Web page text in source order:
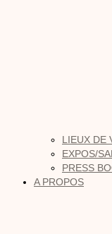
LIEUX DE
EXPOS/
PRESS
A PROPOS